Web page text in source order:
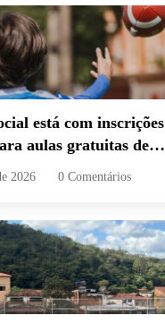
está com inscrições
aulas gratuitas de
em Belo Horizonte
2026 0 Comentários